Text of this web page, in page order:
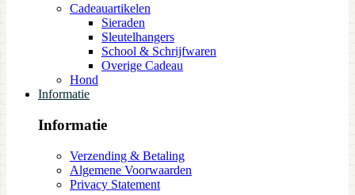
Cadeauartikelen
Sieraden
Sleutelhangers
School & Schrijfwaren
Overige Cadeau
Hond
Informatie
Informatie
Verzending & Betaling
Algemene Voorwaarden
Privacy Statement